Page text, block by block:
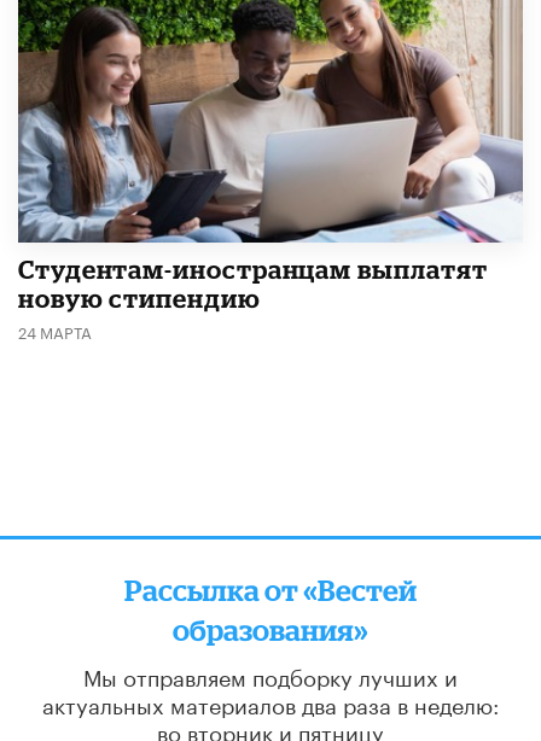
Студентам-иностранцам выплатят
новую стипендию
24 МАРТА
Рассылка от «Вестей
образования»
Мы отправляем подборку лучших и
актуальных материалов два раза в неделю:
во вторник и пятницу